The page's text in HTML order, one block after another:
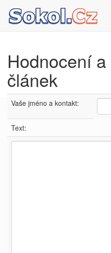
Hodnocení
článek
Vaše jméno a kontakt:
Text: